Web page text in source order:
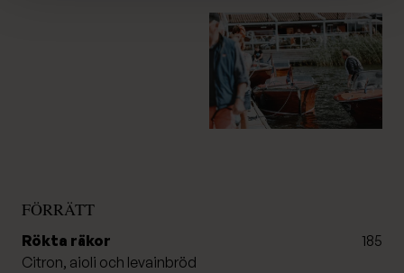
FÖRRÄTT
Rökta räkor
Citron, aioli och levainbröd
185